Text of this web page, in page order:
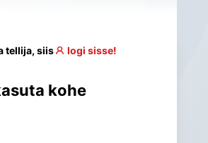
tellija, siis logi sisse!
kohe